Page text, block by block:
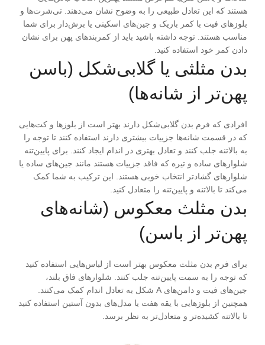
هستند که این تعادل طبیعی را به وضوح نشان می‌دهند. تی‌شرت‌ها و
بلوزهای فیت با کمر باریک و جین‌های اسکینی یا برش‌دار برای شما
مناسب هستند. توجه داشته باشید باید از کمربندهای پهن برای نشان
دادن کمر خود استفاده کنید.
بدن مثلثی یا گلابی‌شکل (باسن
پهن‌تر از شانه‌ها)
افرادی که فرم بدن گلابی‌شکل دارند بهتر است از بلوزها و کت‌هایی
که در قسمت شانه‌ها جزییات بیشتری دارند استفاده کنند تا توجه را
به بالاتنه جلب کنند و تعادل بهتری در اندام ایجاد کنند. برای پایین‌تنه
شلوارهای ساده و تیره که فاقد جزییات هستند مانند جین‌های ساده یا
شلوارهای گشادتر انتخاب خوبی هستند. این ترکیب به شما کمک
می‌کند تا بالاتنه و پایین‌تنه را متعادل کنید.
بدن مثلث معکوس (شانه‌های
پهن‌تر از باسن)
برای فرم بدن مثلث معکوس بهتر است از لباس‌هایی استفاده کنید
که توجه را به سمت پایین‌تنه جلب کنند. شلوارهای فاق بلند،
جین‌های فیت و دامن‌های A شکل به تعادل اندام کمک می‌کنند.
همچنین از بلوزهایی با یقه هفت یا مدل‌های بدون آستین استفاده کنید
تا بالاتنه کشیده‌تر و متعادل‌تر به نظر برسد.